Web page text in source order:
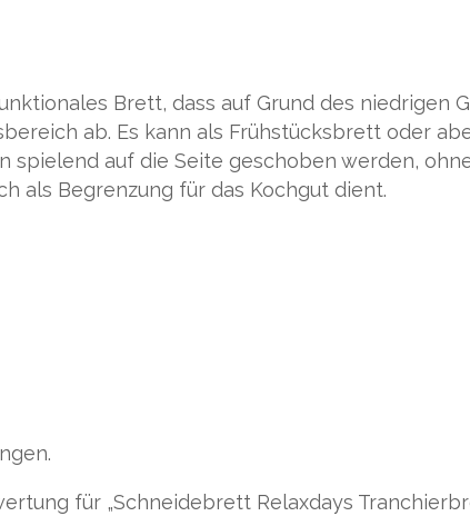
Brett, dass auf Grund des
ab. Es kann als Frühstücksbrett oder
spielend auf die Seite geschoben werden,
als Begrenzung für das Kochgut dient.
für „Schneidebrett Relaxdays